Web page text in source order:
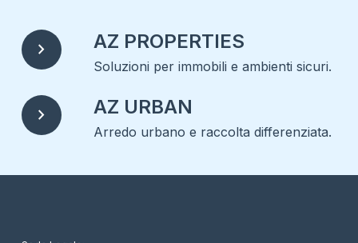
chevron_right AZ PROPERTIES
Soluzioni per immobili e ambienti sicuri.
chevron_right AZ URBAN
Arredo urbano e raccolta differenziata.